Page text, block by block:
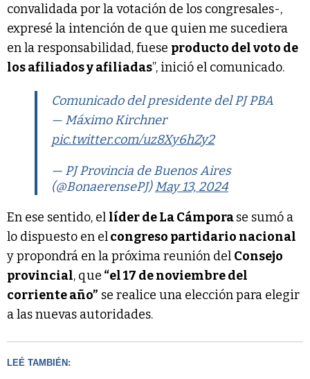
convalidada por la votación de los congresales-,
expresé la intención de que quien me sucediera
en la responsabilidad, fuese producto del voto de
los afiliados y afiliadas”, inició el comunicado.
Comunicado del presidente del PJ PBA
— Máximo Kirchner
pic.twitter.com/uz8Xy6hZy2
— PJ Provincia de Buenos Aires
(@BonaerensePJ)May 13, 2024
En ese sentido, el líder de La Cámporase sumó a
lo dispuesto en elcongreso partidario nacional
y propondrá en la próxima reunión del Consejo
provincial, que “el 17 de noviembre del
corriente año” se realice una elección para elegir
a las nuevas autoridades.
LEÉ TAMBIÉN: